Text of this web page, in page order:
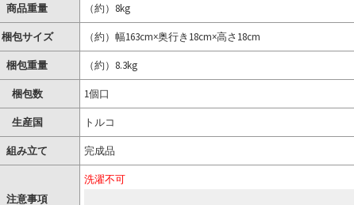
商品重量 （約）8kg
梱包サイズ （約）幅163cm×奥行き18cm×高さ18cm
梱包重量 （約）8.3kg
梱包数 1個口
生産国 トルコ
組み立て 完成品
注意事項
洗濯不可